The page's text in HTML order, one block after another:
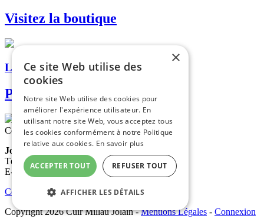
Visitez la boutique
Livraison, retrait en magasin...
Paiement sécurisé
Contactez-nous
Jolain
Tél. : 05 65 60 09 65
E-mail :contact@cuir-millau-jolain.com
Conditions générales de vente
Copyright 2026 Cuir Millau Jolain-Mentions Légales - Connexion
×
Ce site Web utilise des
cookies
Notre site Web utilise des cookies pour
améliorer l'expérience utilisateur. En
utilisant notre site Web, vous acceptez tous
les cookies conformément à notre Politique
relative aux cookies. En savoir plus
ACCEPTER TOUT REFUSER TOUT
AFFICHER LES DÉTAILS